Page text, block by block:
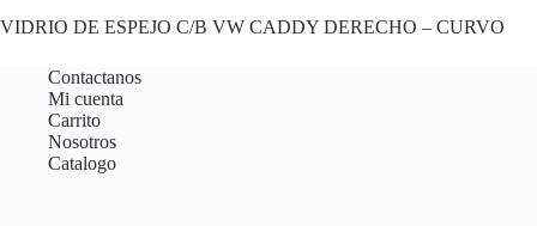
VIDRIO DE ESPEJO C/B VW CADDY DERECHO – CURVO
Contactanos
Mi cuenta
Carrito
Nosotros
Catalogo